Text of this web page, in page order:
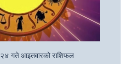
गते आइतवारको राशिफल